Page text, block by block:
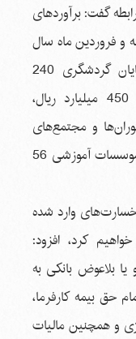
گفت: برآوردهای
و فروردین ماه سال
جاری در حوزه گردشگری برای راهنمایان گردشگری 240
میلیارد ریال، دفاتر خدمات مسافرتی 450 میلیارد ریال،
و مجتمع‌های
بین راهی، هزار و 270 میلیارد ریال و موسسات آموزشی 56
خسارت‌های وارد شده
کرد، افزود:
بلاعوض بانکی به
حق بیمه کارفرما،
و همچنین مالیات